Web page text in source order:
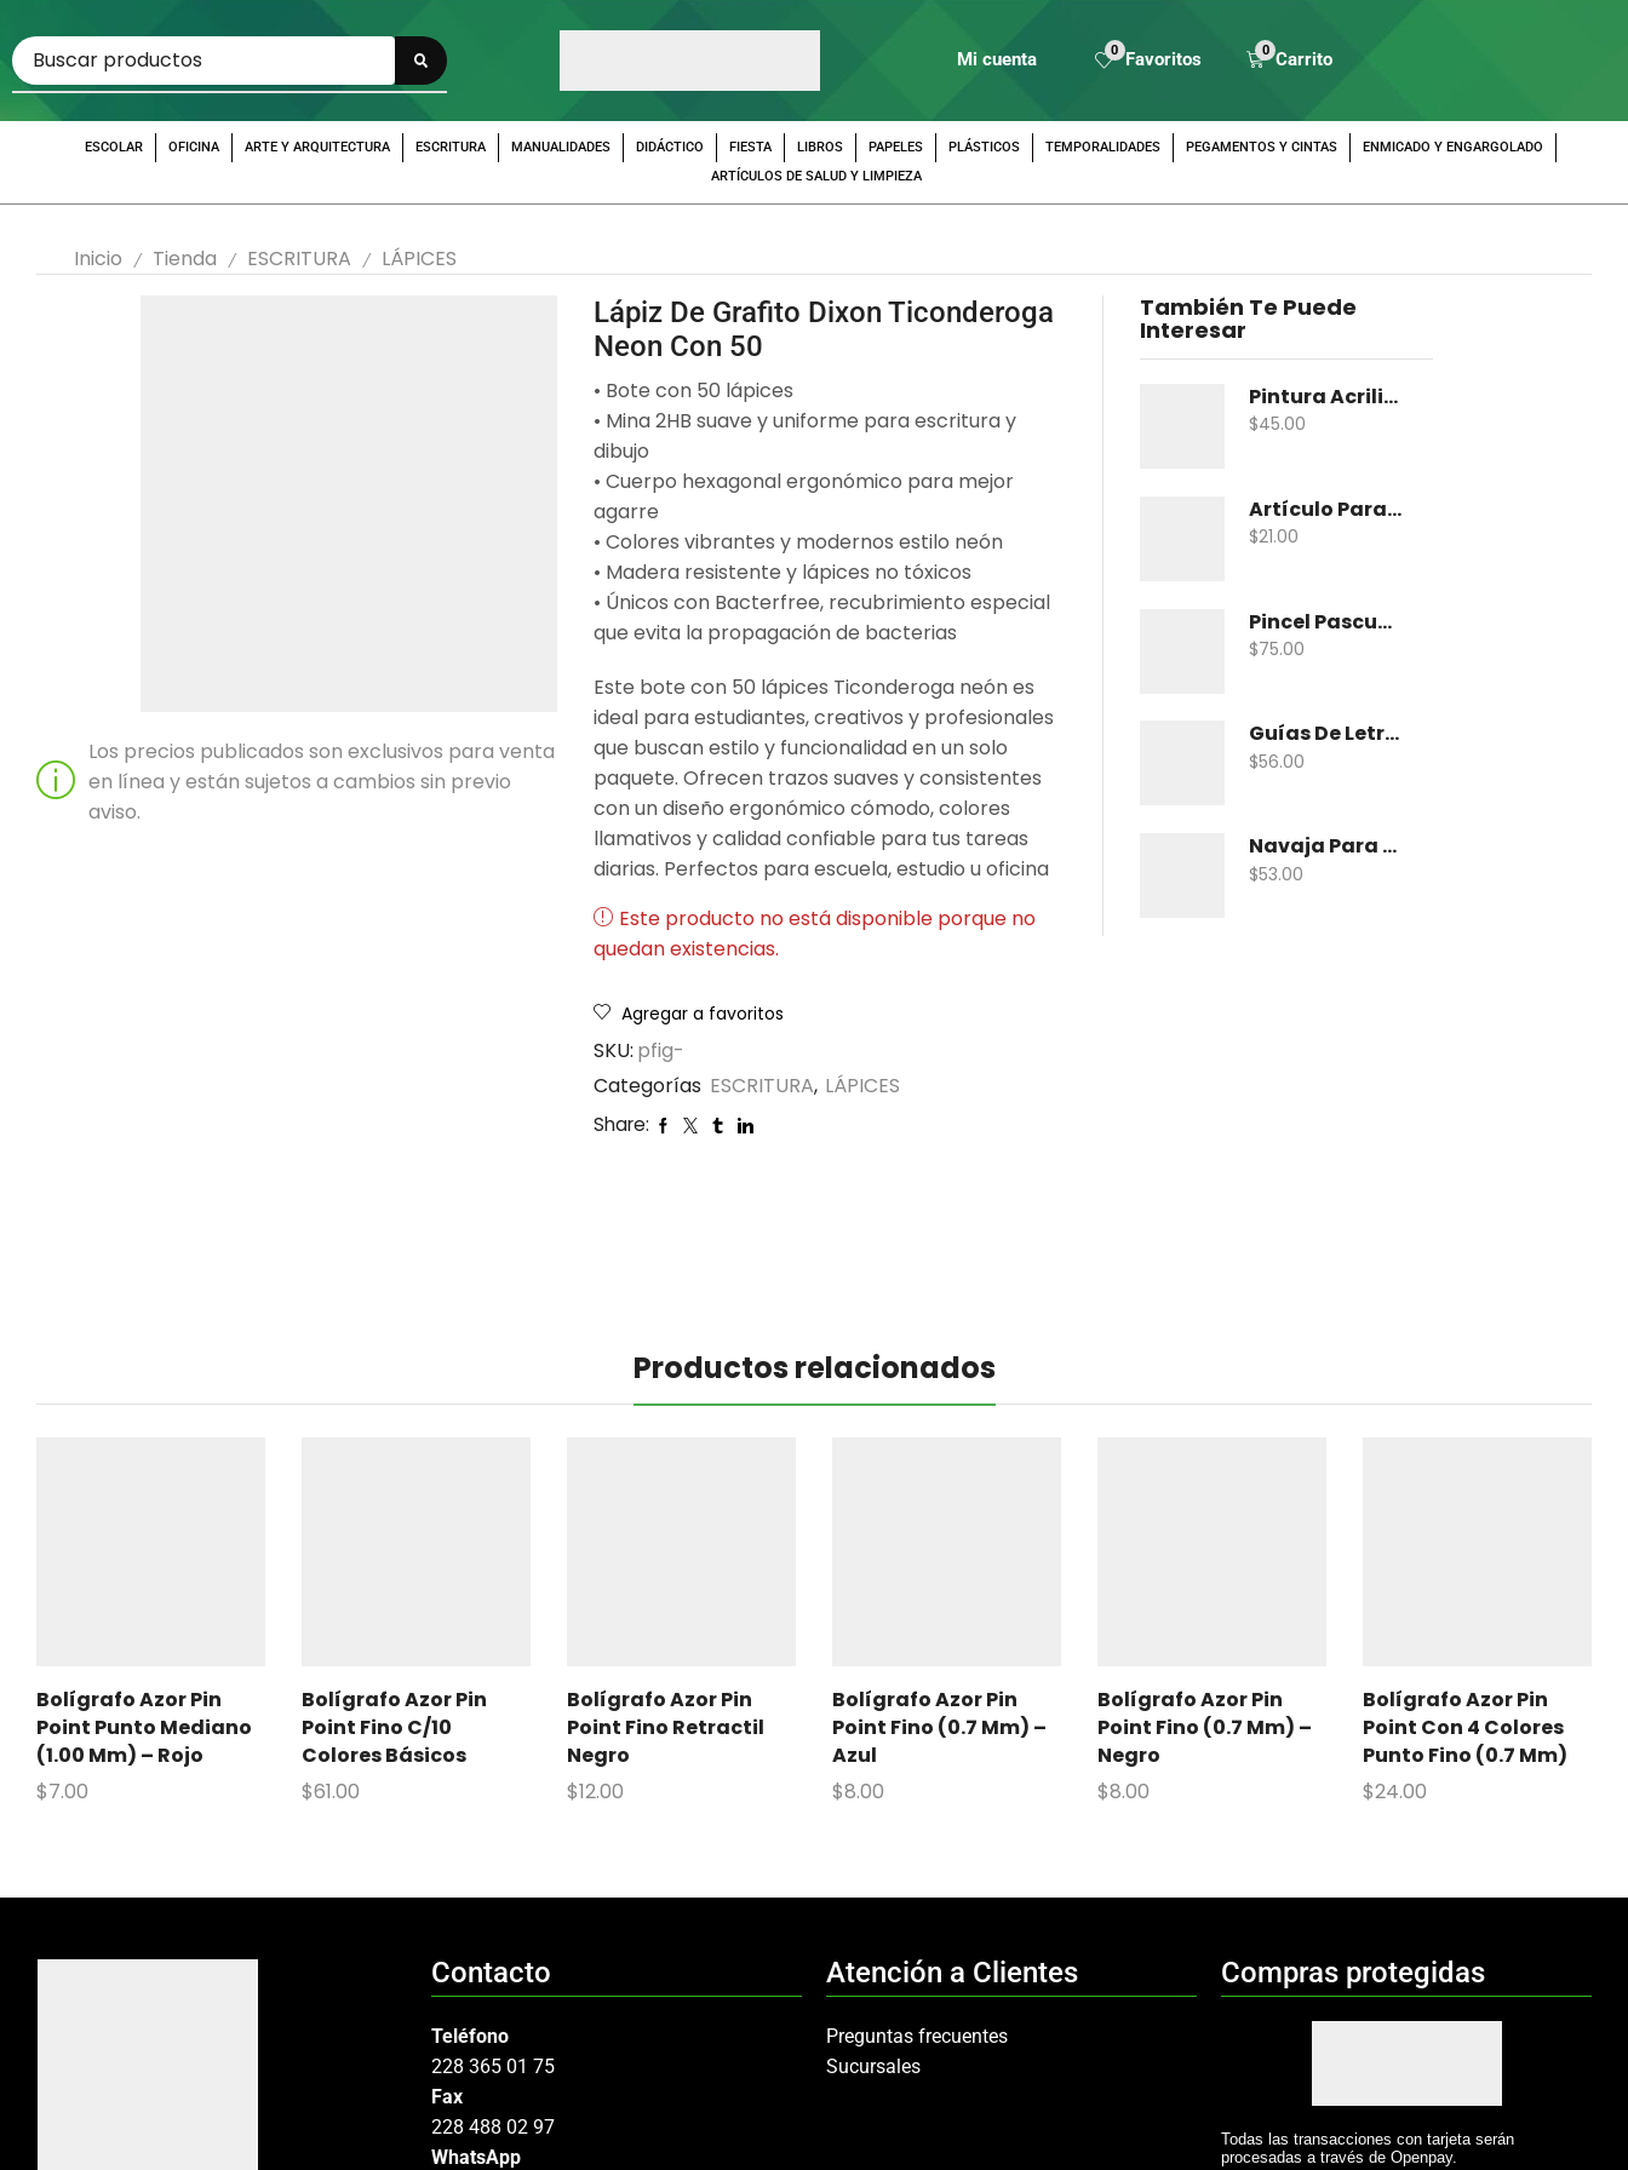
Mi cuenta 0 Favoritos 0 Carrito
ESCOLAR OFICINA ARTE Y ARQUITECTURA ESCRITURA MANUALIDADES DIDÁCTICO FIESTA LIBROS PAPELES PLÁSTICOS TEMPORALIDADES PEGAMENTOS Y CINTAS
ENMICADO Y ENGARGOLADO
ARTÍCULOS DE SALUD Y LIMPIEZA
Inicio / Tienda / ESCRITURA / LÁPICES
Los precios publicados son exclusivos para venta
en línea y están sujetos a cambios sin previo
aviso.
Lápiz De Grafito Dixon Ticonderoga
Neon Con 50
• Bote con 50 lápices
• Mina 2HB suave y uniforme para escritura y
dibujo
• Cuerpo hexagonal ergonómico para mejor
agarre
• Colores vibrantes y modernos estilo neón
• Madera resistente y lápices no tóxicos
• Únicos con Bacterfree, recubrimiento especial
que evita la propagación de bacterias
Este bote con 50 lápices Ticonderoga neón es
ideal para estudiantes, creativos y profesionales
que buscan estilo y funcionalidad en un solo
paquete. Ofrecen trazos suaves y consistentes
con un diseño ergonómico cómodo, colores
llamativos y calidad confiable para tus tareas
diarias. Perfectos para escuela, estudio u oficina
Este producto no está disponible porque no
quedan existencias.
Agregar a favoritos
SKU: pfig-
Categorías ESCRITURA, LÁPICES
Share:
También Te Puede
Interesar
Pintura Acrilica Vanguardia Metalica 100 Ml
$45.00
Artículo Para Maqueta Gama Zoologico Chico
$21.00
Pincel Pascua Pin-Khab05 Con 15
$75.00
Guías De Letras Maped 38005 No. 5
$56.00
Navaja Para Exacto Olfa Asbb-10 C/10 Nav
$53.00
Productos relacionados
Bolígrafo Azor Pin
Point Punto Mediano
(1.00 Mm) – Rojo
$7.00
Bolígrafo Azor Pin
Point Fino C/10
Colores Básicos
$61.00
Bolígrafo Azor Pin
Point Fino Retractil
Negro
$12.00
Bolígrafo Azor Pin
Point Fino (0.7 Mm) –
Azul
$8.00
Bolígrafo Azor Pin
Point Fino (0.7 Mm) –
Negro
$8.00
Bolígrafo Azor Pin
Point Con 4 Colores
Punto Fino (0.7 Mm)
$24.00
Contacto
Teléfono
228 365 01 75
Fax
228 488 02 97
WhatsApp
Atención a Clientes
Preguntas frecuentes
Sucursales
Compras protegidas
Todas las transacciones con tarjeta serán
procesadas a través de Openpay.